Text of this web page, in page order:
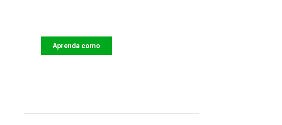
Aprenda como